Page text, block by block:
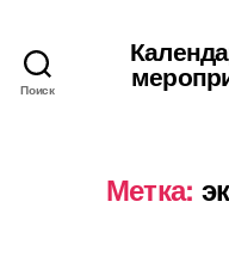
Поиск
Метка: